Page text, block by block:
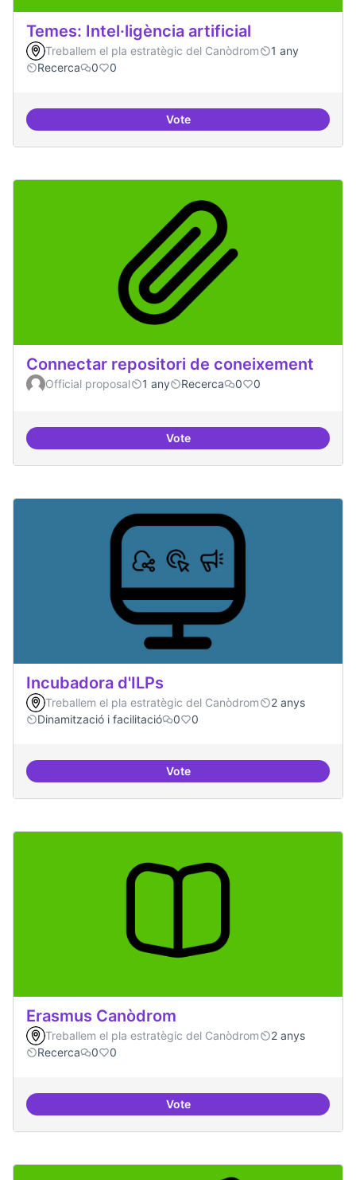
Temes: Intel·ligència artificial
Treballem el pla estratègic del Canòdrom
1 any
Recerca
0 0
VoteTemes: Intel·ligència artificial
Connectar repositori de coneixement
Official proposal 1 any Recerca 0 0
VoteConnectar repositori de
Incubadora d'ILPs
Treballem el pla estratègic del Canòdrom
2 anys
Dinamització i facilitació
0 0
VoteIncubadora d'ILPs
Erasmus Canòdrom
Treballem el pla estratègic del Canòdrom
2 anys
Recerca
0 0
VoteErasmus Canòdrom